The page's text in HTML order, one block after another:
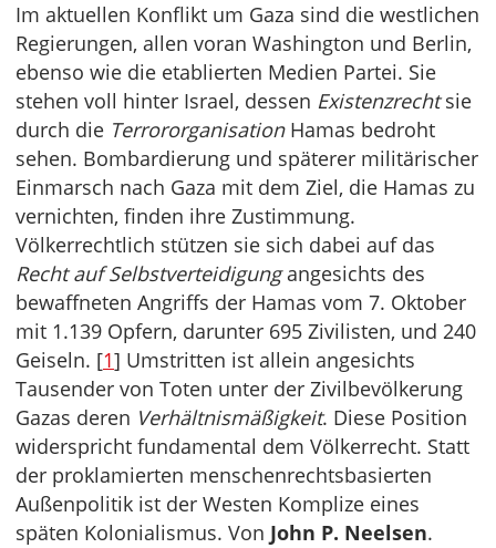
Im aktuellen Konflikt um Gaza sind die westlichen
Regierungen, allen voran Washington und Berlin,
ebenso wie die etablierten Medien Partei. Sie
stehen voll hinter Israel, dessen Existenzrechtsie
durch die TerrororganisationHamas bedroht
sehen. Bombardierung und späterer militärischer
Einmarsch nach Gaza mit dem Ziel, die Hamas zu
vernichten, finden ihre Zustimmung.
Völkerrechtlich stützen sie sich dabei auf das
Recht auf Selbstverteidigungangesichts des
bewaffneten Angriffs der Hamas vom 7. Oktober
mit 1.139 Opfern, darunter 695 Zivilisten, und 240
Geiseln. [1] Umstritten ist allein angesichts
Tausender von Toten unter der Zivilbevölkerung
Gazas deren Verhältnismäßigkeit. Diese Position
widerspricht fundamental dem Völkerrecht. Statt
der proklamierten menschenrechtsbasierten
Außenpolitik ist der Westen Komplize eines
späten Kolonialismus. Von John P. Neelsen.